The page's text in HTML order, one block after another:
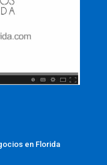
en Florida